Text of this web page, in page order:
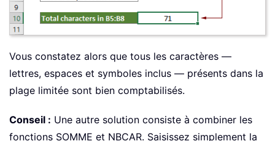
Vous constatez alors que tous les caractères —
lettres, espaces et symboles inclus — présents dans la
plage limitée sont bien comptabilisés.
Conseil : Une autre solution consiste à combiner les
fonctions SOMME et NBCAR. Saisissez simplement la